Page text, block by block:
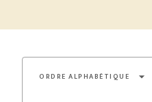
ORDRE ALPHABÉTIQUE arrow_drop_down